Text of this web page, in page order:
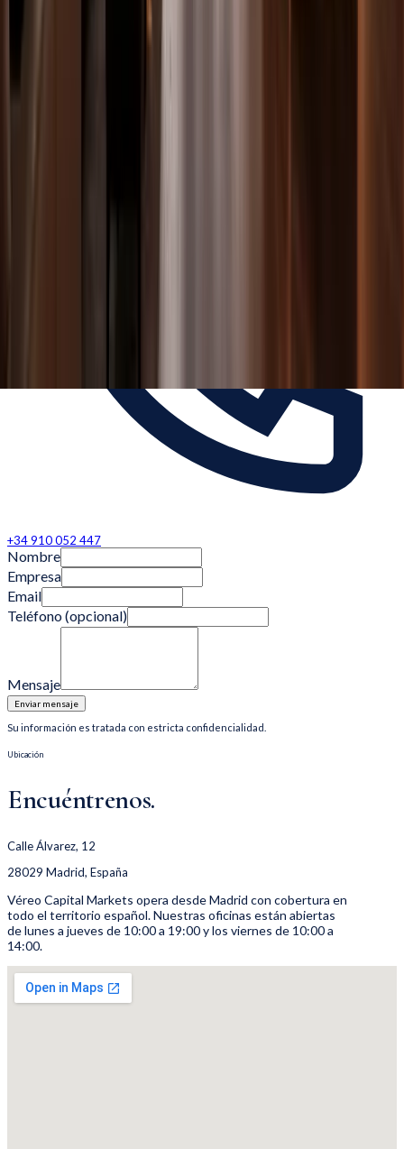
+34 910 052 447
Nombre
Empresa
Email
Teléfono(opcional)
Mensaje
Enviar mensaje
Su información es tratada con estricta confidencialidad.
Ubicación
Encuéntrenos.
Calle Álvarez, 12
28029 Madrid, España
Véreo Capital Markets opera desde Madrid con cobertura en
todo el territorio español. Nuestras oficinas están abiertas
de lunes a jueves de 10:00 a 19:00 y los viernes de 10:00 a
14:00.